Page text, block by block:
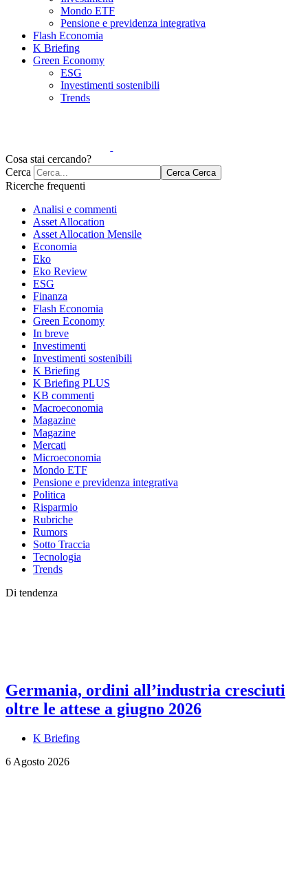
Mondo ETF
Pensione e previdenza integrativa
Flash Economia
K Briefing
Green Economy
ESG
Investimenti sostenibili
Trends
Cosa stai cercando?
Cerca
Cerca Cerca
Ricerche frequenti
Analisi e commenti
Asset Allocation
Asset Allocation Mensile
Economia
Eko
Eko Review
ESG
Finanza
Flash Economia
Green Economy
In breve
Investimenti
Investimenti sostenibili
K Briefing
K Briefing PLUS
KB commenti
Macroeconomia
Magazine
Magazine
Mercati
Microeconomia
Mondo ETF
Pensione e previdenza integrativa
Politica
Risparmio
Rubriche
Rumors
Sotto Traccia
Tecnologia
Trends
Di tendenza
Germania, ordini all’industria cresciuti
oltre le attese a giugno 2026
K Briefing
6 Agosto 2026